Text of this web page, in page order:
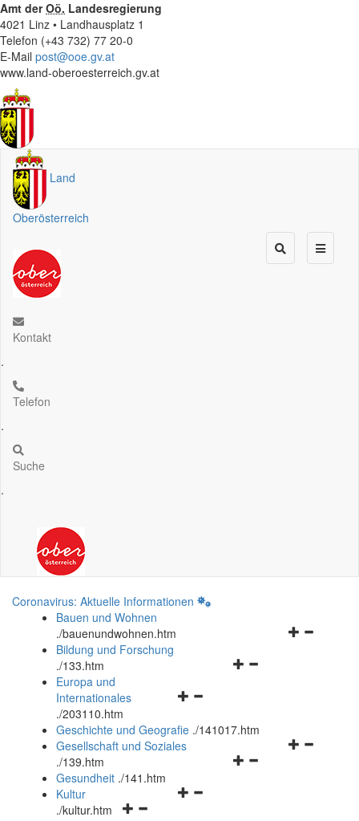
Amt derOö. Landesregierung
4021 Linz • Landhausplatz 1
Telefon (+43 732) 77 20-0
E-Mail post@ooe.gv.at
www.land-oberoesterreich.gv.at
Land
Oberösterreich
Kontakt
.
Telefon
.
Suche
.
Coronavirus: Aktuelle Informationen
Bauen und Wohnen
./bauenundwohnen.htm
Navigationsmenü
Bildung und Forschung
./133.htm
Navigationsmenü
und
schließen
Europa und
Internationales
./203110.htm
Geschichte und Geografie ./141017.htm
Navigationsmenü
Gesellschaft und Soziales
./139.htm
Navigationsmenü
Gesundheit ./141.htm
Navigationsmenü
Kultur
./kultur.htm